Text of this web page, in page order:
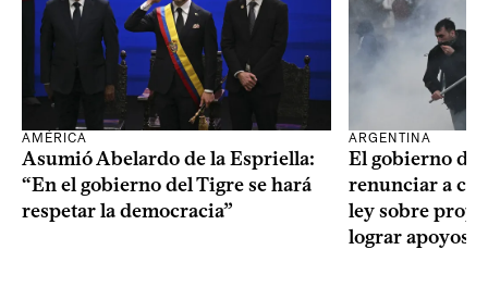
AMÉRICA
Asumió Abelardo de la Espriella:
“En el gobierno del Tigre se hará
respetar la democracia”
ARGENTINA
El gobierno de
renunciar a
ley sobre
lograr apoyos